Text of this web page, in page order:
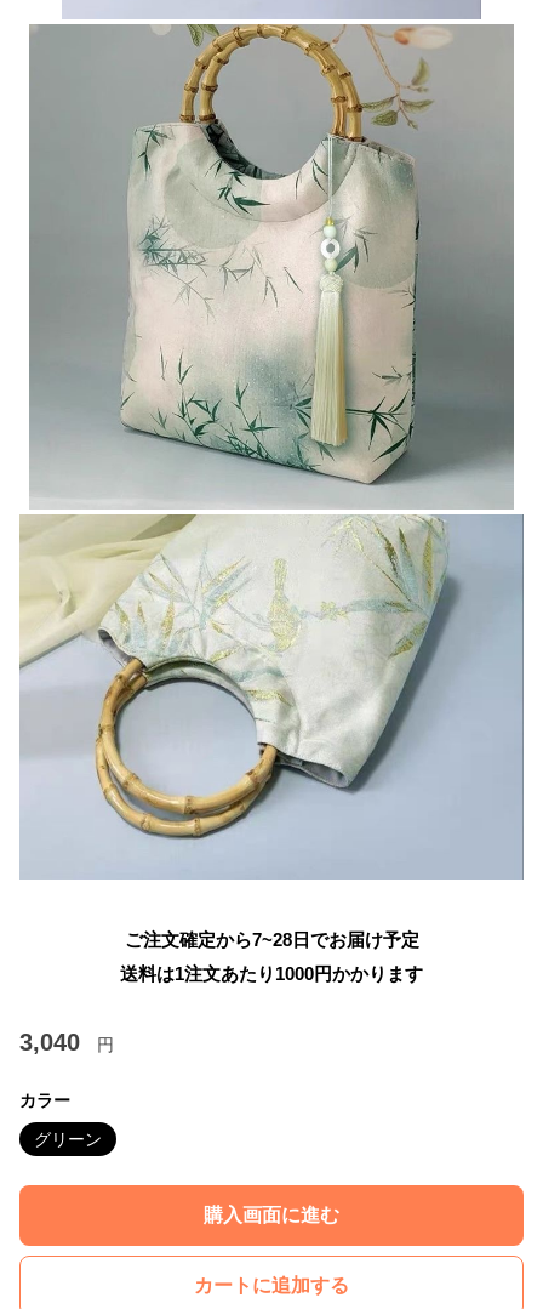
ご注文確定から7~28日でお届け予定
送料は1注文あたり 1000円かかります
3,040 円
カラー
グリーン
購入画面に進む
カートに追加する